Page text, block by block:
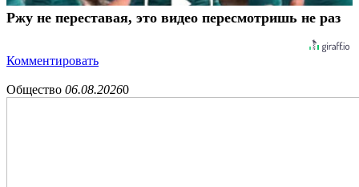
Ржу не переставая, это видео пересмотришь не раз
Комментировать
Общество 06.08.20260